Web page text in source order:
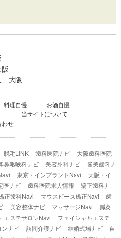
大阪
料理自慢
お酒自慢
当サイトについて
わせ
脱毛LINK 歯科医院ナビ
大阪歯科医院
鼻咽喉科ナビ 美容外科ナビ
審美歯科ナ
東京・インプラントNavi
大阪・イ
医ナビ 歯科医院求人情報
矯正歯科ナ
正歯科Navi マウスピース矯正Navi
歯
美容整体ナビ マッサージNavi
鍼灸
エステサロンNavi
フェイシャルエステ
ンナビ 訪問介護ナビ 結婚式場ナビ
自